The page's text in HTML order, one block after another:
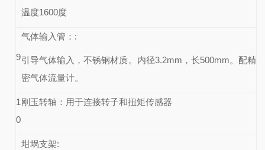
温度1600度
9
气体输入管： :
引导气体输入，不锈钢材质。内径3.2mm ，长500mm。配精
密气体流量计。
1
0
刚玉转轴 ：用于连接转子和扭矩传感器
坩埚支架: